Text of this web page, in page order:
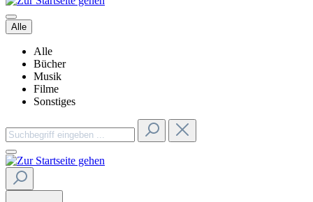
Alle
Alle
Bücher
Musik
Filme
Sonstiges